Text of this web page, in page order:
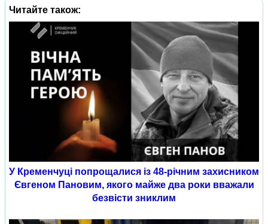
Читайте також:
У Кременчуці попрощалися із 48-річним захисником
Євгеном Пановим, якого майже два роки вважали
безвісти зниклим